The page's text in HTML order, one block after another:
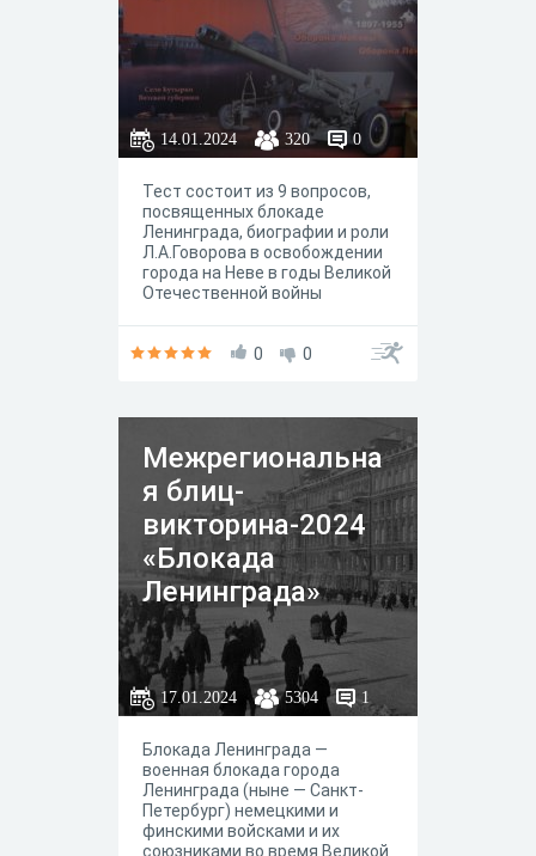
14.01.2024 320 0
Тест состоит из 9 вопросов,
посвященных блокаде
Ленинграда, биографии и роли
Л.А.Говорова в освобождении
города на Неве в годы Великой
Отечественной войны
0 0
Межрегиональна
я блиц-
викторина-2024
«Блокада
Ленинграда»
17.01.2024 5304 1
Блокада Ленинграда —
военная блокада города
Ленинграда (ныне — Санкт-
Петербург) немецкими и
финскими войсками и их
союзниками во время Великой